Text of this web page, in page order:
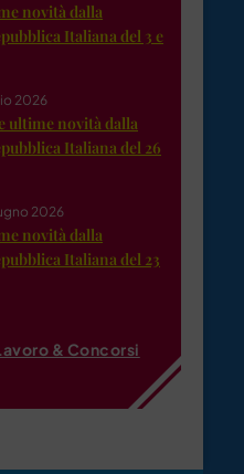
novità dalla
Italiana del 3 e
2026
ultime novità dalla
Italiana del 26
2026
novità dalla
Italiana del 23
& Concorsi